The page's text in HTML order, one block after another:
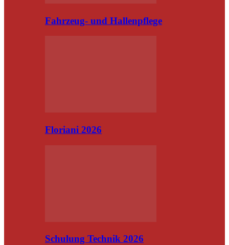
Fahrzeug- und Hallenpflege
Floriani 2026
Schulung Technik 2026